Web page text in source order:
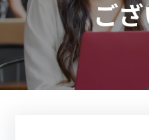
プ
ご